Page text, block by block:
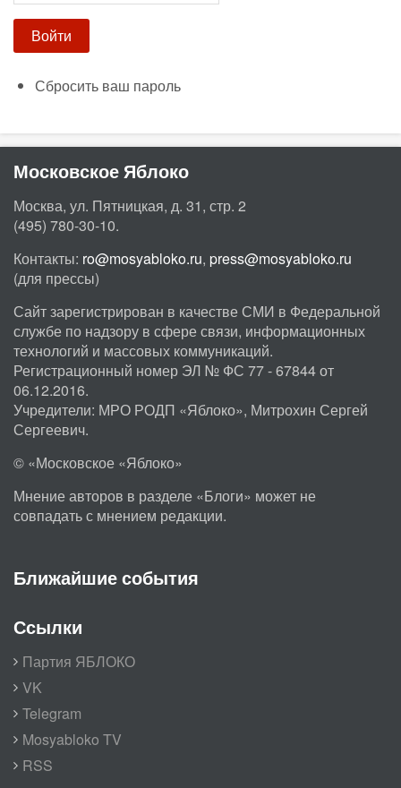
Сбросить ваш пароль
Московское Яблоко
Москва, ул. Пятницкая, д. 31, стр. 2
(495) 780-30-10.
Контакты: ro@mosyabloko.ru, press@mosyabloko.ru
(для прессы)
Сайт зарегистрирован в качестве СМИ в Федеральной
службе по надзору в сфере связи, информационных
технологий и массовых коммуникаций.
Регистрационный номер ЭЛ № ФС 77 - 67844 от
06.12.2016.
Учредители: МРО РОДП «Яблоко», Митрохин Сергей
Сергеевич.
© «Московское «Яблоко»
Мнение авторов в разделе «Блоги» может не
совпадать с мнением редакции.
Ближайшие события
Ссылки
Партия ЯБЛОКО
VK
Telegram
Mosyabloko TV
RSS